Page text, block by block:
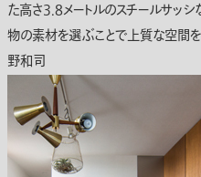
た高さ3.8メートルのスチールサッ
物の素材を選ぶことで上質な空
野和司